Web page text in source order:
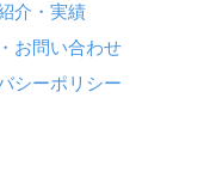
介・実績
お問い合わせ
シーポリシー